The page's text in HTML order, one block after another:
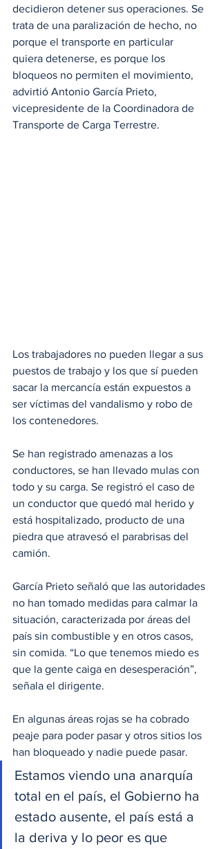
decidieron detener sus operaciones. Se
trata de una paralización de hecho, no
porque el transporte en particular
quiera detenerse, es porque los
bloqueos no permiten el movimiento,
advirtió Antonio García Prieto,
vicepresidente de la Coordinadora de
Transporte de Carga Terrestre.
Los trabajadores no pueden llegar a sus
puestos de trabajo y los que sí pueden
sacar la mercancía están expuestos a
ser víctimas del vandalismo y robo de
los contenedores.
Se han registrado amenazas a los
conductores, se han llevado mulas con
todo y su carga. Se registró el caso de
un conductor que quedó mal herido y
está hospitalizado, producto de una
piedra que atravesó el parabrisas del
camión.
García Prieto señaló que las autoridades
no han tomado medidas para calmar la
situación, caracterizada por áreas del
país sin combustible y en otros casos,
sin comida. “Lo que tenemos miedo es
que la gente caiga en desesperación”,
señala el dirigente.
En algunas áreas rojas se ha cobrado
peaje para poder pasar y otros sitios los
han bloqueado y nadie puede pasar.
Estamos viendo una anarquía
total en el país, el Gobierno ha
estado ausente, el país está a
la deriva y lo peor es que